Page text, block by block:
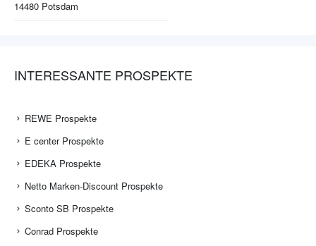
14480 Potsdam
INTERESSANTE PROSPEKTE
REWE Prospekte
E center Prospekte
EDEKA Prospekte
Netto Marken-Discount Prospekte
Sconto SB Prospekte
Conrad Prospekte